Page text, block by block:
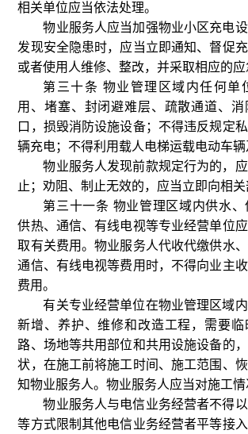
相关单位应当依法处理。
物业服务人应当加强物业小区充电设
发现安全隐患时，应当立即通知、督促
或者使用人维修、整改，并采取相应的应
第三十条 物业管理区域内任何单
用、堵塞、封闭避难层、疏散通道、
口，损毁消防设施设备；不得违反规定
辆充电；不得利用载人电梯运载电动车辆
物业服务人发现前款规定行为的，
止；劝阻、制止无效的，应当立即向相关
第三十一条 物业管理区域内供水、
供热、通信、有线电视等专业经营单位
取有关费用。物业服务人代收代缴供水、
通信、有线电视等费用时，不得向业主
费用。
有关专业经营单位在物业管理区域
新增、养护、维修和改造工程，需要
路、场地等共用部位和共用设施设备的
状，在施工前将施工时间、施工范围、
知物业服务人。物业服务人应当对施工情
物业服务人与电信业务经营者不得
等方式限制其他电信业务经营者平等接